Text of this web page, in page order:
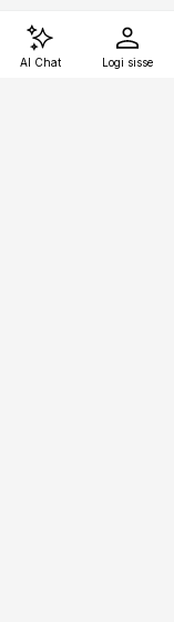
AI Chat Logi sisse